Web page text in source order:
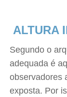
ALTURA
Segundo o
adequada é
observadores
exposta. Por